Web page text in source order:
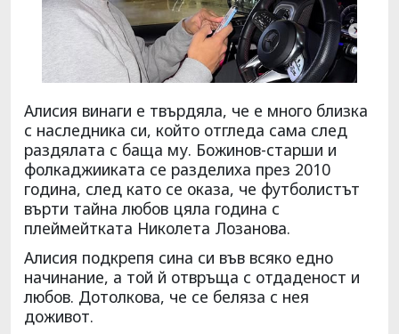
Алисия винаги е твърдяла, че е много близка
с наследника си, който отгледа сама след
раздялата с баща му. Божинов-старши и
фолкаджииката се разделиха през 2010
година, след като се оказа, че футболистът
върти тайна любов цяла година с
плеймейтката Николета Лозанова.
Алисия подкрепя сина си във всяко едно
начинание, а той й отвръща с отдаденост и
любов. Дотолкова, че се беляза с нея
доживот.